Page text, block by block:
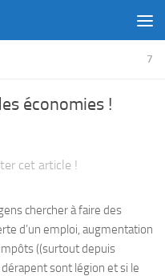
7
économies !
cet article !
chercher à faire des
d’un emploi, augmentation
((surtout depuis
sont légion et si le